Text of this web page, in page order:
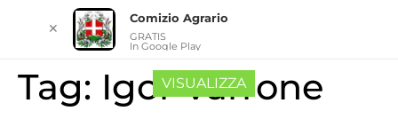
Tag: Igor Varrone
✕
Comizio Agrario
GRATIS
In Google Play
VISUALIZZA